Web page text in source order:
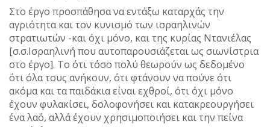
Στο έργο προσπάθησα να εντάξω καταρχάς την
αγριότητα και τον κυνισμό των ισραηλινών
στρατιωτών -και όχι μόνο, και της κυρίας Ντανιέλας
[σ.σ.Ισραηλινή που αυτοπαρουσιάζεται ως σιωνίστρια
στο έργο]. Το ότι τόσο πολύ θεωρούν ως δεδομένο
ότι όλα τους ανήκουν, ότι φτάνουν να πούνε ότι
ακόμα και τα παιδάκια είναι εχθροί, ότι όχι μόνο
έχουν φυλακίσει, δολοφονήσει και κατακρεουργήσει
ένα λαό, αλλά έχουν χρησιμοποιήσει και την πείνα